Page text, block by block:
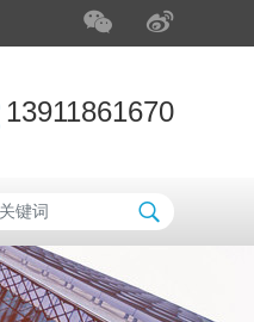
13911861670